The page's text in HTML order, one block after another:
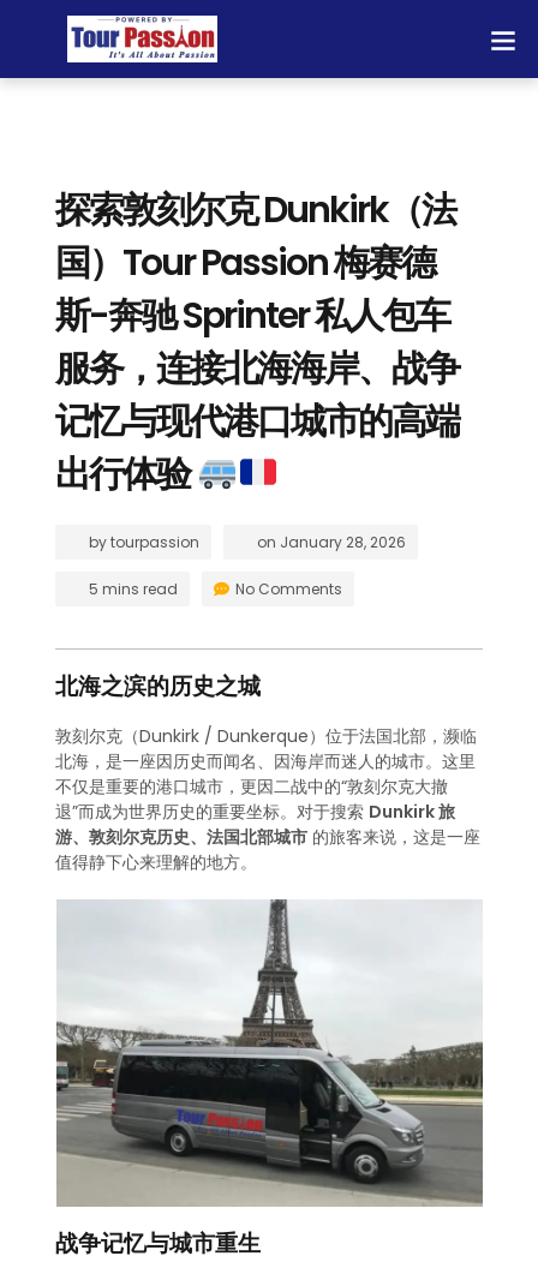
探索敦刻尔克 Dunkirk（法
国）Tour Passion 梅赛德
斯-奔驰 Sprinter 私人包车
服务，连接北海海岸、战争
记忆与现代港口城市的高端
出行体验
bytourpassion on January 28, 2026
5 mins read No Comments
北海之滨的历史之城
敦刻尔克（Dunkirk / Dunkerque）位于法国北部，濒临
北海，是一座因历史而闻名、因海岸而迷人的城市。这里
不仅是重要的港口城市，更因二战中的“敦刻尔克大撤
退”而成为世界历史的重要坐标。对于搜索 Dunkirk 旅
游、敦刻尔克历史、法国北部城市 的旅客来说，这是一座
值得静下心来理解的地方。
战争记忆与城市重生